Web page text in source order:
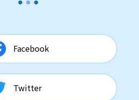
Facebook
Twitter